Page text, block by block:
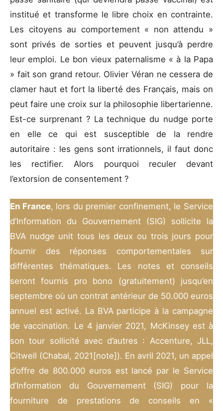
institué et transforme le libre choix en contrainte.
Les citoyens au comportement « non attendu »
sont privés de sorties et peuvent jusqu’à perdre
leur emploi. Le bon vieux paternalisme « à la Papa
» fait son grand retour. Olivier Véran ne cessera de
clamer haut et fort la liberté des Français, mais on
peut faire une croix sur la philosophie libertarienne.
Est-ce surprenant ? La technique du nudge porte
en elle ce qui est susceptible de la rendre
autoritaire : les gens sont irrationnels, il faut donc
les rectifier. Alors pourquoi reculer devant
l’extorsion de consentement ?
En France, lors du premier confinement, le Service
d’Information du Gouvernement (SIG) sollicite la
BVA nudge unit tous les deux ou trois jours pour
fournir des réponses comportementales sur
différentes thématiques. Les notes et conseils
seront fournis pro bono (gratuitement) jusqu’en
septembre où un contrat antérieur de 50.000 euros
annuel est activé. La BVA participe à la campagne
de vaccination. Le 4 janvier 2021, McKinsey est à
son tour sollicité avec d’autres : Accenture, JLL,
Citwell (Chabal, 2021[note]). En avril 2021, un appel
d’offre de 800.000 euros est lancé par le Service
d’Information du Gouvernement (SIG) pour la
fourniture de prestations de conseils en «